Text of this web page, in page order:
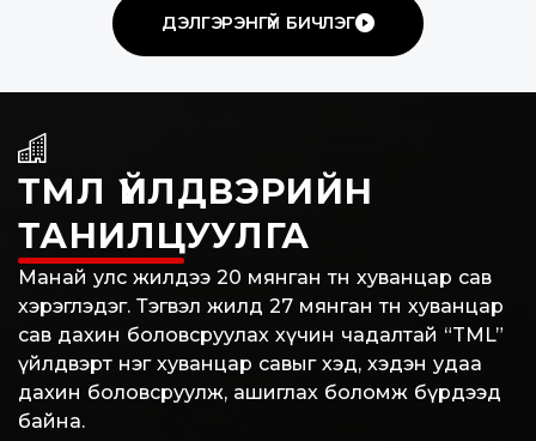
ДЭЛГЭРЭНГҮЙ БИЧЛЭГ
ТМЛ ҮЙЛДВЭРИЙН
ТАНИЛЦУУЛГА
Манай улс жилдээ 20 мянган тн хуванцар сав
хэрэглэдэг. Тэгвэл жилд 27 мянган тн хуванцар
сав дахин боловсруулах хүчин чадалтай “TML”
үйлдвэрт нэг хуванцар савыг хэд, хэдэн удаа
дахин боловсруулж, ашиглах боломж бүрдээд
байна.